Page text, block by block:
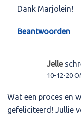
Dank Marjolein!
Beantwoorden
Jelle
10-12-20
Wat een proces en
gefeliciteerd! Jullie